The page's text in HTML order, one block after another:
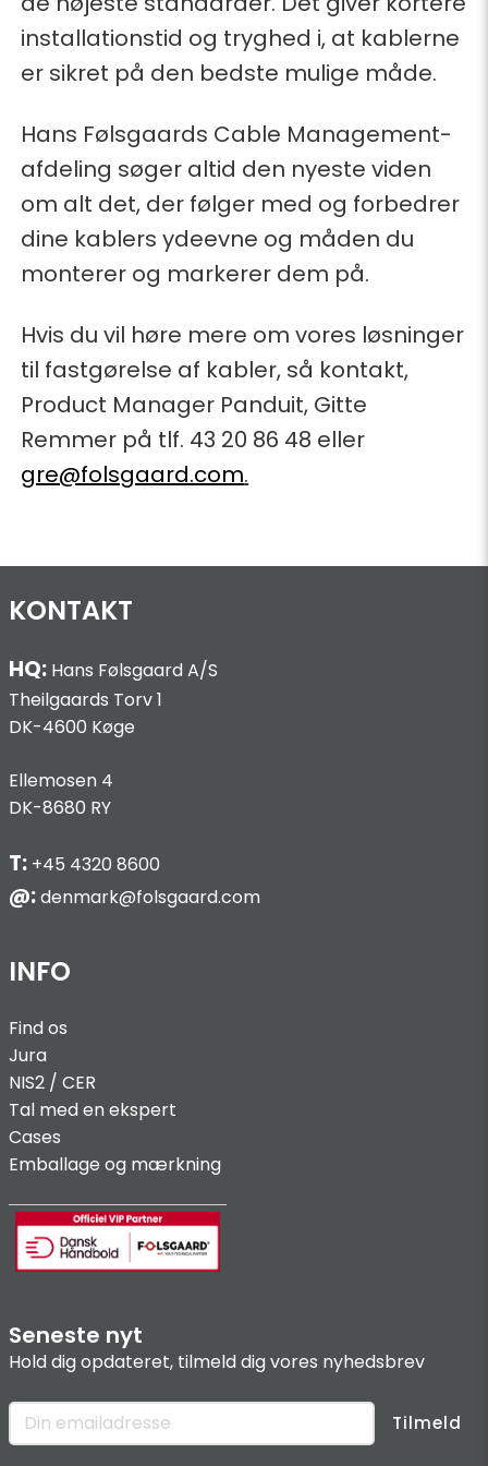
installationstid og tryghed i, at kablerne
er sikret på den bedste mulige måde.
Hans Følsgaards Cable Management-
afdeling søger altid den nyeste viden
om alt det, der følger med og forbedrer
dine kablers ydeevne og måden du
monterer og markerer dem på.
Hvis du vil høre mere om vores løsninger
til fastgørelse af kabler, så kontakt,
Product Manager Panduit, Gitte
Remmer på tlf. 43 20 86 48 eller
gre@folsgaard.com.
KONTAKT
HQ: Hans Følsgaard A/S
Theilgaards Torv 1
DK-4600 Køge
Ellemosen 4
DK-8680 RY
T: +45 4320 8600
@:denmark@folsgaard.com
INFO
Find os
Jura
NIS2 / CER
Tal med en ekspert
Cases
Emballage og mærkning
Seneste nyt
Hold dig opdateret, tilmeld dig vores nyhedsbrev
Tilmeld